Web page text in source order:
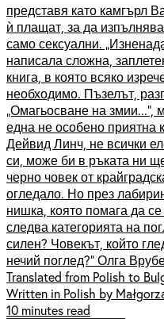
представя като камгърл
ѝ плащат, за да
само сексуални.
написала сложна,
книга, в която всяко
необходимо. Пъзелът,
„Омагьосване на змии...“,
една не особено приятна
Дейвид Линч, не всички
си, може би в ръката ни
черно човек от
огледало. Но през
нишка, която помага да
следва категорията на
силен? Човекът, който
нечий поглед?“ Олга
Translated from Polish to
Written in Polish by
10 minutes read